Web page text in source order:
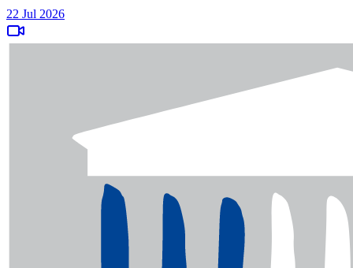
22 Jul 2026